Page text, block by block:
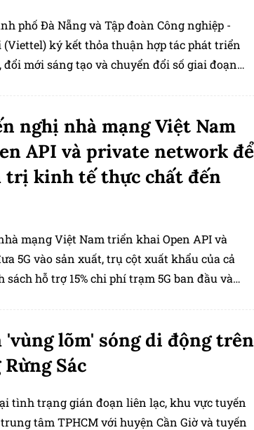
phố Đà Nẵng và Tập đoàn Công nghiệp -
ký kết thỏa thuận hợp tác phát triển
đổi mới sáng tạo và chuyển đổi số giai đoạn
nghị nhà mạng Việt Nam
API và private network để
trị kinh tế thực chất đến
mạng Việt Nam triển khai Open API và
5G vào sản xuất, trụ cột xuất khẩu của cả
hỗ trợ 15% chi phí trạm 5G ban đầu và
'vùng lõm' sóng di động trên
Sác
tình trạng gián đoạn liên lạc, khu vực tuyến
tâm TPHCM với huyện Cần Giờ và tuyến